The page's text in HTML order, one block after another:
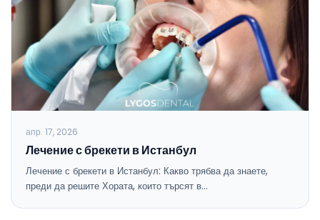
апр. 17, 2026
Лечение с брекети в Истанбул
Лечение с брекети в Истанбул: Какво трябва да знаете,
преди да решите Хората, които търсят в…